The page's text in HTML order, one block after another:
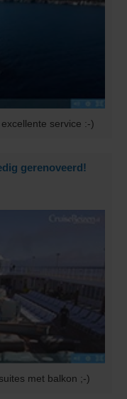
service :-)
gerenoveerd!
met balkon ;-)